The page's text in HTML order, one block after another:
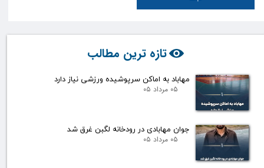
تازه ترین مطالب
مهاباد به اماکن سرپوشیده ورزشی نیاز دارد
۰۵ مرداد ۰۵
جوان مهابادی در رودخانه لگبن غرق شد
۰۵ مرداد ۰۵